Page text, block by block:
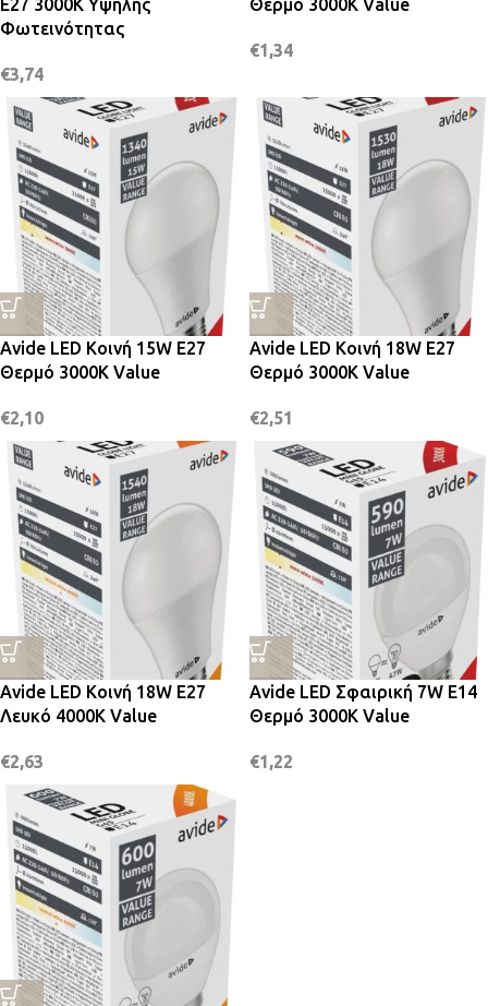
E27 3000K Υψηλής
Φωτεινότητας
€3,74
Θερμό 3000K Value
€1,34
Avide LED Κοινή 15W E27
Θερμό 3000K Value
€2,10
Avide LED Κοινή 18W E27
Θερμό 3000K Value
€2,51
Avide LED Κοινή 18W E27
Λευκό 4000K Value
€2,63
Avide LED Σφαιρική 7W E14
Θερμό 3000K Value
€1,22